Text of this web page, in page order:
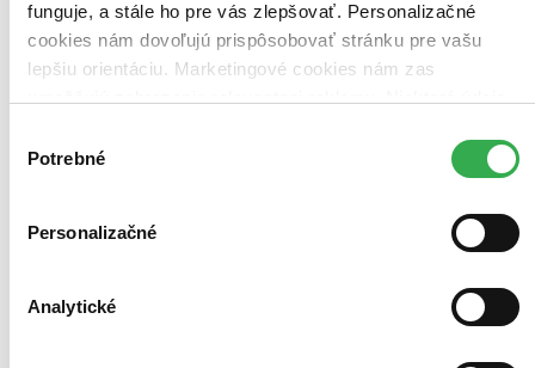
funguje, a stále ho pre vás zlepšovať. Personalizačné
cookies nám dovoľujú prispôsobovať stránku pre vašu
lepšiu orientáciu. Marketingové cookies nám zas
keby sme mohli používať všetky tieto cookies. Ďakujeme!
súhlasu
Potrebné
Personalizačné
Analytické
odporúčame našu aplikáciu. Viac informáciinájdete tu.
Pridať do zoznamu
Vložiť do košíka